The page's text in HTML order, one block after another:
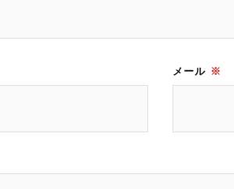
メール ※